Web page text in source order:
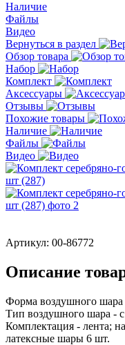
Наличие
Файлы
Видео
Вернуться в раздел
Обзор товара
Набор
Комплект
Аксессуары
Отзывы
Похожие товары
Наличие
Файлы
Видео
Артикул: 00-86772
Описание
Форма воздушного шара
Тип воздушного шара -
Комплектация - лента;
латексные шары 6 шт.